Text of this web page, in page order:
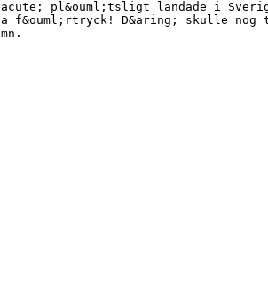
pl&ouml;tsligt landade i
f&ouml;rtryck! D&aring; skulle